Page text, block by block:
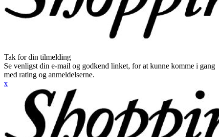
Tak for din tilmelding
Se venligst din e-mail og godkend linket, for at kunne komme i gang
med rating og anmeldelserne.
x